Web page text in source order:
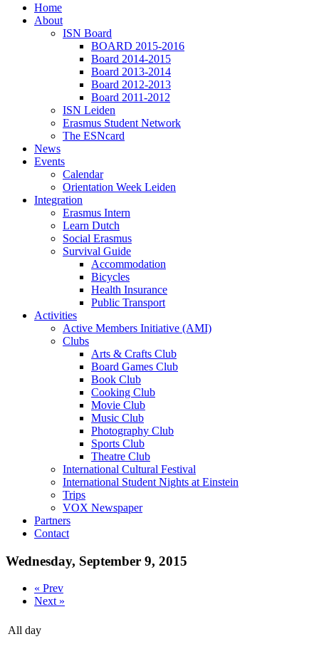
Home
About
ISN Board
BOARD 2015-2016
Board 2014-2015
Board 2013-2014
Board 2012-2013
Board 2011-2012
ISN Leiden
Erasmus Student Network
The ESNcard
News
Events
Calendar
Orientation Week Leiden
Integration
Erasmus Intern
Learn Dutch
Social Erasmus
Survival Guide
Accommodation
Bicycles
Health Insurance
Public Transport
Activities
Active Members Initiative (AMI)
Clubs
Arts & Crafts Club
Board Games Club
Book Club
Cooking Club
Movie Club
Music Club
Photography Club
Sports Club
Theatre Club
International Cultural Festival
International Student Nights at Einstein
Trips
VOX Newspaper
Partners
Contact
Wednesday, September 9, 2015
« Prev
Next »
All day